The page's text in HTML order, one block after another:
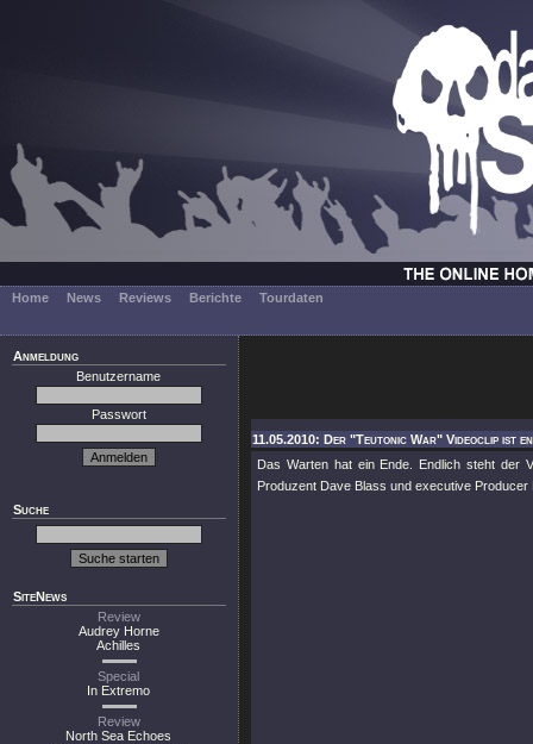
Home News Reviews Berichte Tourdaten
Anmeldung
Benutzername
Passwort
Suche
SiteNews
Review
Audrey Horne
Achilles
Special
In Extremo
Review
North Sea Echoes
11.05.2010: Der "Teutonic War" Videoclip ist
Das Warten hat ein Ende. Endlich steht der
Produzent Dave Blass und executive